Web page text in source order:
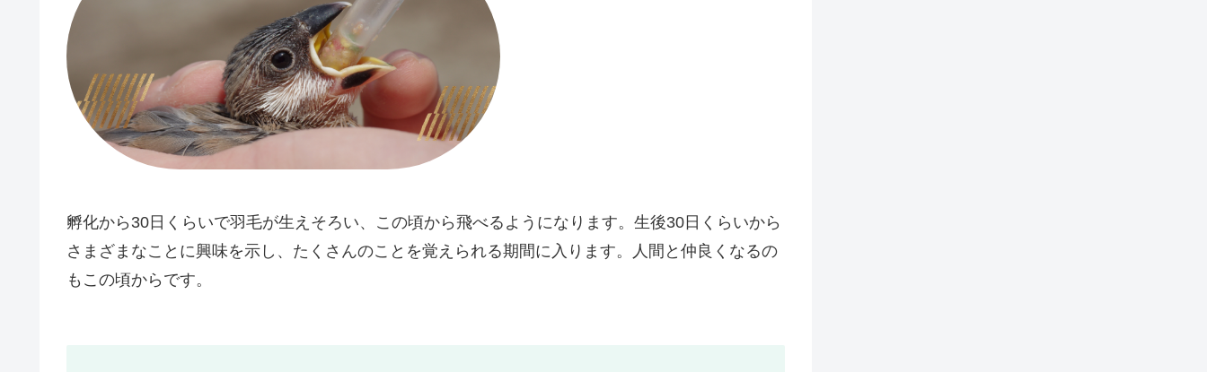
孵化から30日くらいで羽毛が生えそろい、この頃から飛べるようになります。生後30日くらいから
さまざまなことに興味を示し、たくさんのことを覚えられる期間に入ります。人間と仲良くなるの
もこの頃からです。